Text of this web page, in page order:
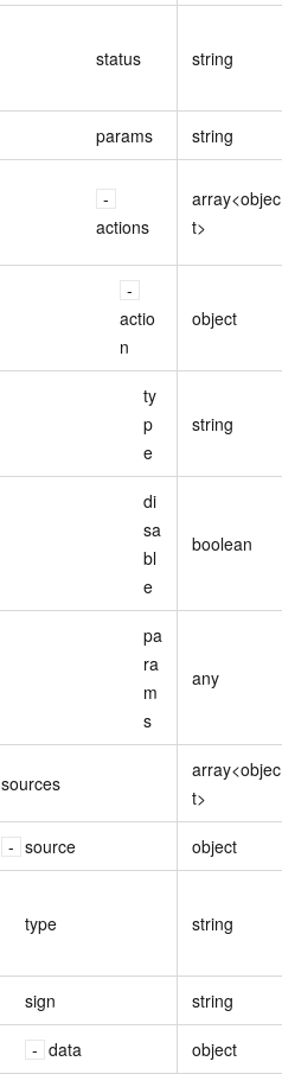
status string
params string
actions
array<objec
t>
actio
n
object
ty
p
e
string
di
sa
bl
e
boolean
pa
ra
m
s
any
sources
array<objec
t>
source object
type string
sign string
data object